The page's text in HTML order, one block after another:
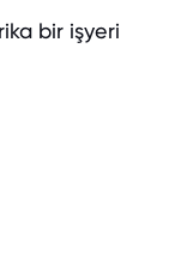
bir işyeri